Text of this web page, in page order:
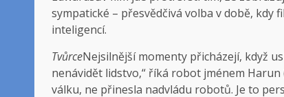
sympatické – přesvědčivá volba v době, kdy
inteligencí.
TvůrceNejsilnější momenty přicházejí, když
nenávidět lidstvo,“ říká robot jménem
válku, ne přinesla nadvládu robotů. Je to